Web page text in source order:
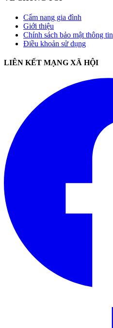
Cẩm nang gia đình
Giới thiệu
Chính sách bảo mật thông tin
Điều khoản sử dụng
LIÊN KẾT MẠNG XÃ HỘI